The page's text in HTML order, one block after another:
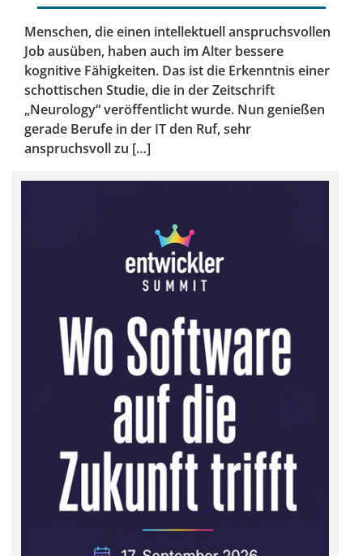
Menschen, die einen intellektuell anspruchsvollen
Job ausüben, haben auch im Alter bessere
kognitive Fähigkeiten. Das ist die Erkenntnis einer
schottischen Studie, die in der Zeitschrift
„Neurology“ veröffentlicht wurde. Nun genießen
gerade Berufe in der IT den Ruf, sehr
anspruchsvoll zu […]